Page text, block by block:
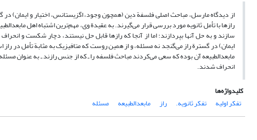
از دیدگاه مارسل، مباحث اصلی فلسفة دین (همچون وجود، اگزیستانس، اختیار و ایمان)
رازها با تأمل ثانویه مورد بررسی قرار می‌گیرند. به عقیدة وی، مهم‌ترین اشتباه اهل
سازند و به حل آنها بپردازند؛ اما از آنجا که رازها قابل حل نیستند، دچار شکست و
ایمان) در گسترة راز می‌گنجد نه مسئله، و از همین روست که متافیزیک به مثابة تأمل در
مابعدالطبیعه آن بوده که سعی می‌کردند مباحث فلسفه را ـ که از جنس رازند ـ به عنوان
انحراف شدند.
کلیدواژه‌ها
تفکر اولیه
تفکر ثانویه. راز مابعدالطبیعه مسئله